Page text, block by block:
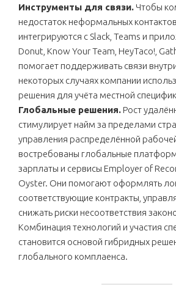
Инструменты для связи. Чтобы
недостаток неформальных
интегрируются с Slack, Teams и
Donut, Know Your Team, HeyTaco!,
помогает поддерживать связи
некоторых случаях компании
решения для учёта местной
Глобальные решения. Рост
стимулирует найм за пределами
управления распределённой
востребованы глобальные
зарплаты и сервисы Employer of
Oyster. Они помогают оформлять
соответствующие контракты,
снижать риски несоответствия
Комбинация технологий и участия
становится основой гибридных
глобального комплаенса.